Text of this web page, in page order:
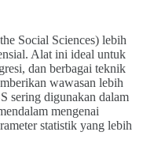
Social Sciences) lebih
Alat ini ideal untuk
dan berbagai teknik
wawasan lebih
sering digunakan dalam
mengenai
statistik yang lebih